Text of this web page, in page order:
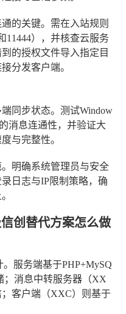
的关键。需在入站规则
11444），并核查云服务
的授权文件导入指定目
分发客户端。
同步状态。测试Window
消息连通性，并验证大
与完整性。
明确系统管理员与安全
日志与IP限制策略，确
创替代方案怎么做
服务端基于PHP+MySQ
；消息中转服务器（XX
客户端（XXC）则基于